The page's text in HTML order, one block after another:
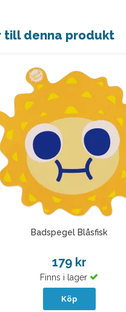
till denna produkt
Badspegel Blåsfisk
179 kr
Finns i lager
Köp